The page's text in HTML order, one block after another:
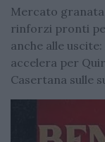
Mercato
rinforzi pronti
anche alle
accelera per
Casertana sulle